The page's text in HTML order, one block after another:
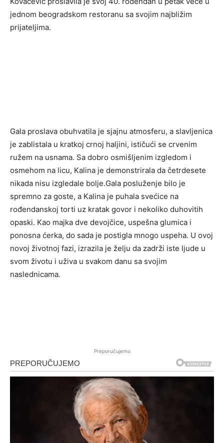
jednom beogradskom restoranu sa svojim najbližim
prijateljima.
Gala proslava obuhvatila je sjajnu atmosferu, a slavljenica
je zablistala u kratkoj crnoj haljini, ističući se crvenim
ružem na usnama. Sa dobro osmišljenim izgledom i
osmehom na licu, Kalina je demonstrirala da četrdesete
nikada nisu izgledale bolje.Gala posluženje bilo je
spremno za goste, a Kalina je puhala svećice na
rođendanskoj torti uz kratak govor i nekoliko duhovitih
opaski. Kao majka dve devojčice, uspešna glumica i
ponosna ćerka, do sada je postigla mnogo uspeha. U ovoj
novoj životnoj fazi, izrazila je želju da zadrži iste ljude u
svom životu i uživa u svakom danu sa svojim
naslednicama.
Preporučujemo